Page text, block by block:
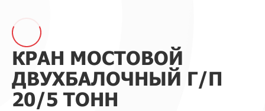
КРАН МОСТОВОЙ
ДВУХБАЛОЧНЫЙ​ Г/П
20/5 ТОНН